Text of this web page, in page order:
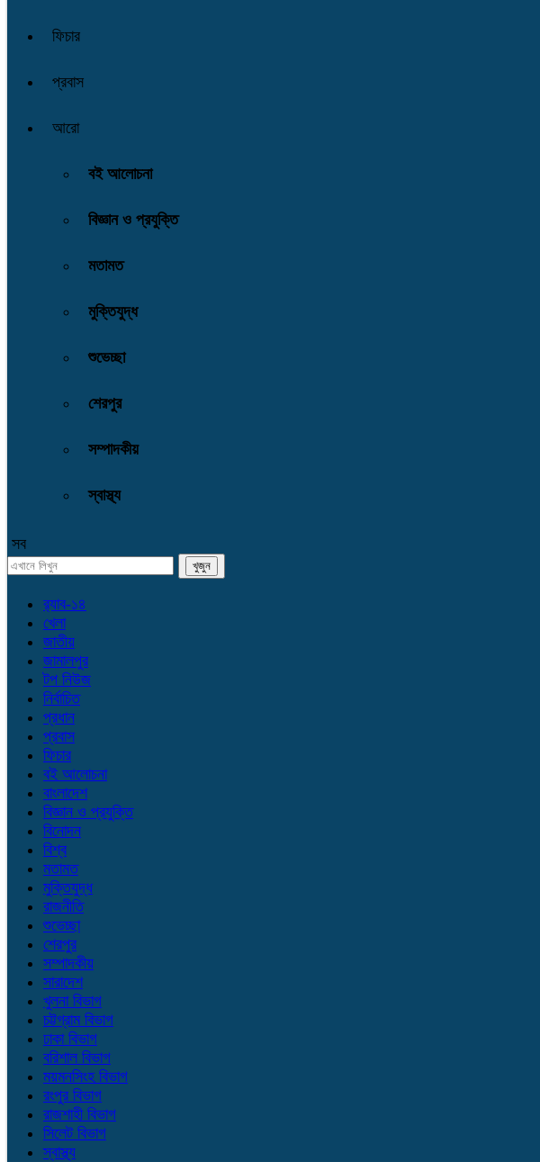
ফিচার
প্রবাস
আরো
বই আলোচনা
বিজ্ঞান ও প্রযুক্তি
মতামত
মুক্তিযুদ্ধ
শুভেচ্ছা
শেরপুর
সম্পাদকীয়
স্বাস্থ্য
সব
র‌্যাব-১৪
খেলা
জাতীয়
জামালপুর
টপ নিউজ
নির্বাচিত
প্রধান
প্রবাস
ফিচার
বই আলোচনা
বাংলাদেশ
বিজ্ঞান ও প্রযুক্তি
বিনোদন
বিশ্ব
মতামত
মুক্তিযুদ্ধ
রাজনীতি
শুভেচ্ছা
শেরপুর
সম্পাদকীয়
সারাদেশ
খুলনা বিভাগ
চট্টগ্রাম বিভাগ
ঢাকা বিভাগ
বরিশাল বিভাগ
ময়মনসিংহ বিভাগ
রংপুর বিভাগ
রাজশাহী বিভাগ
সিলেট বিভাগ
স্বাস্থ্য